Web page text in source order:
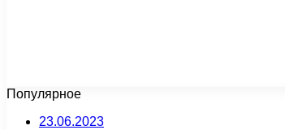
Популярное
23.06.2023